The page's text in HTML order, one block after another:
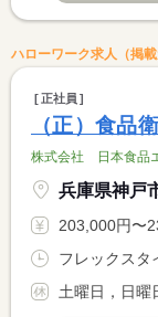
ハローワーク求人（掲
正社員
（正）食品
株式会社 日本食品
兵庫県神戸
203,000円〜230,000円 ※フル
土曜日，日曜